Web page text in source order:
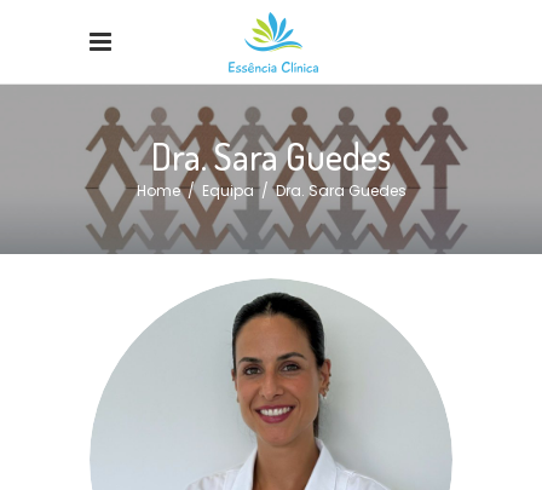
Dra. Sara Guedes
Home/ Equipa/Dra. Sara Guedes